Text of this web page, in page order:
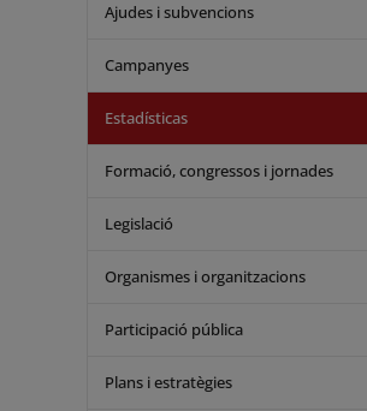
Ajudes i subvencions
Campanyes
Estadísticas
Formació, congressos i jornades
Legislació
Organismes i organitzacions
Participació pública
Plans i estratègies